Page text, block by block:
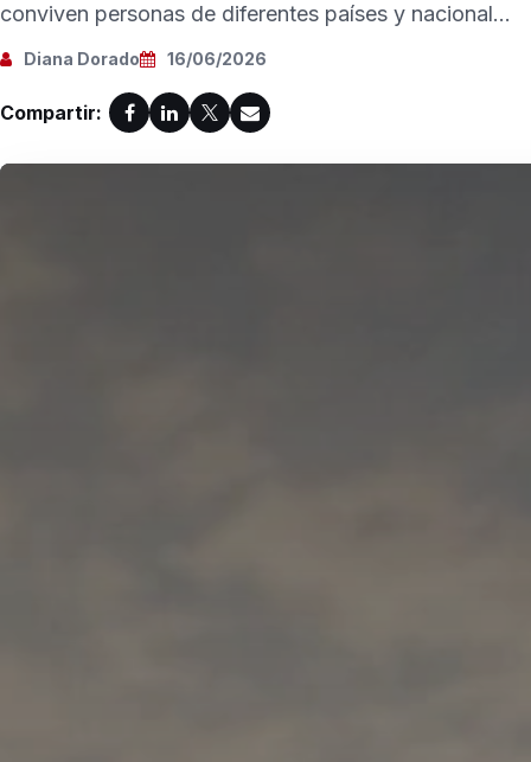
conviven personas de diferentes países y nacional...
Diana Dorado 16/06/2026
Compartir: